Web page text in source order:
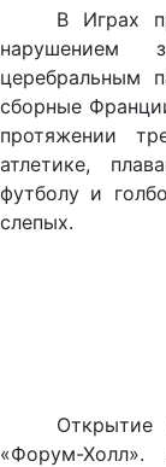
В Играх
нарушением
церебральным
сборные
протяжении
атлетике,
футболу и
слепых.
«Форум-